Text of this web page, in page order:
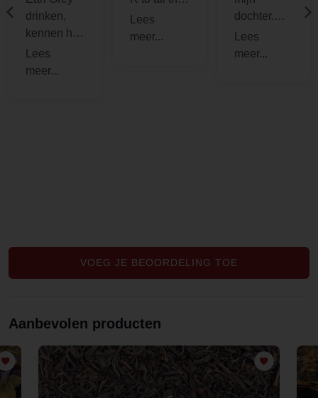
drinken,
kennen het
specifieke
Earl Grey
Superiour
smaak
minus de
hardere
other earl
gery tea's
dochter.
Heerlijke
thee
VOEG JE BEOORDELING TOE
Aanbevolen producten